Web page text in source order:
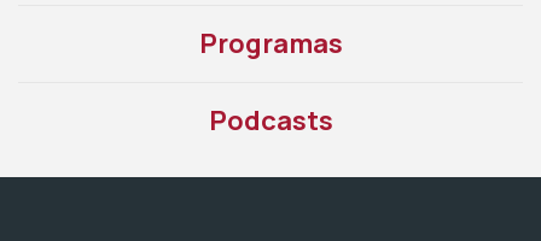
Programas
Podcasts